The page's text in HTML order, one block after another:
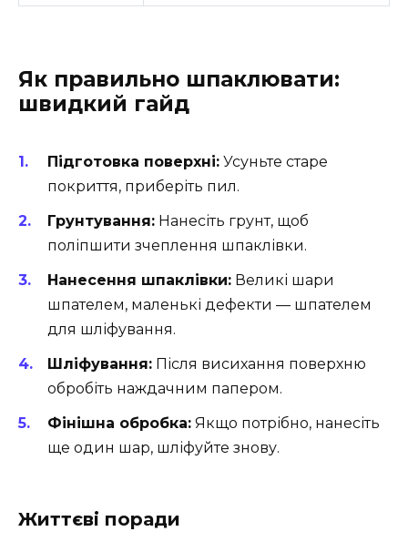
Як правильно шпаклювати:
швидкий гайд
Підготовка поверхні: Усуньте старе
покриття, приберіть пил.
Грунтування: Нанесіть грунт, щоб
поліпшити зчеплення шпаклівки.
Нанесення шпаклівки: Великі шари
шпателем, маленькі дефекти — шпателем
для шліфування.
Шліфування: Після висихання поверхню
обробіть наждачним папером.
Фінішна обробка: Якщо потрібно, нанесіть
ще один шар, шліфуйте знову.
Життєві поради